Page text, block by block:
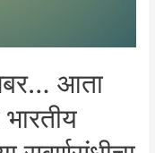
आता
भारतीय